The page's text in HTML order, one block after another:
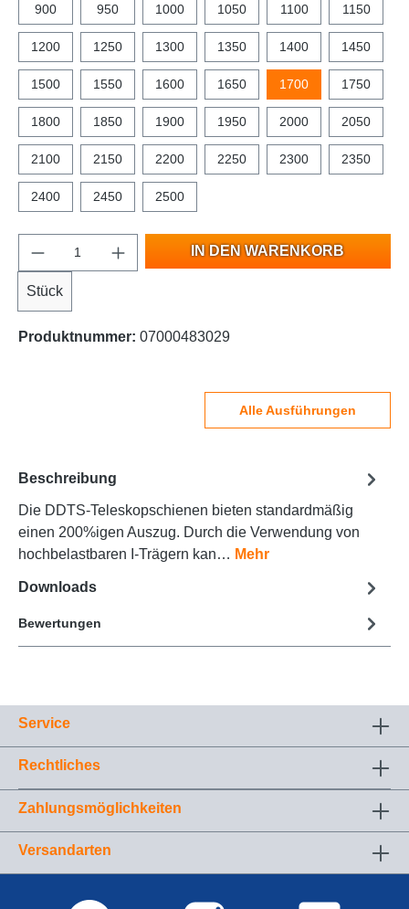
900 950 1000 1050 1100 1150
1200 1250 1300 1350 1400 1450
1500 1550 1600 1650 1700 1750
1800 1850 1900 1950 2000 2050
2100 2150 2200 2250 2300 2350
2400 2450 2500
Stück
IN DEN WARENKORB
Produktnummer: 07000483029
Alle Ausführungen
Beschreibung
Die DDTS-Teleskopschienen bieten standardmäßig
einen 200%igen Auszug. Durch die Verwendung von
hochbelastbaren I-Trägern kan… Mehr
Downloads
Bewertungen
Service
Rechtliches
Zahlungsmöglichkeiten
Versandarten